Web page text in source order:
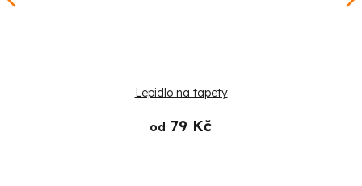
Lepidlo na tapety
od 79 Kč